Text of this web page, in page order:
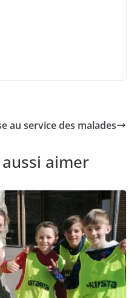
au service des malades
aimer